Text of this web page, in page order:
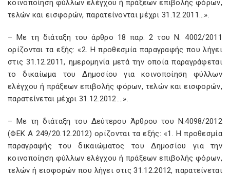
κοινοποίηση φύλλων ελέγχου ή πράξεων επιβολής φόρων,
τελών και εισφορών, παρατείνονται μέχρι 31.12.2011…».
– Με τη διάταξη του άρθρο 18 παρ. 2 του Ν. 4002/2011
ορίζονται τα εξής: «2. Η προθεσμία παραγραφής που λήγει
στις 31.12.2011, ημερομηνία μετά την οποία παραγράφεται
το δικαίωμα του Δημοσίου για κοινοποίηση φύλλων
ελέγχου ή πράξεων επιβολής φόρων, τελών και εισφορών,
παρατείνεται μέχρι 31.12.2012….».
– Με τη διάταξη του Δεύτερου Άρθρου του Ν.4098/2012
(ΦΕΚ Α 249/20.12.2012) ορίζονται τα εξής: «1. Η προθεσμία
παραγραφής του δικαιώματος του Δημοσίου για την
κοινοποίηση φύλλων ελέγχου ή πράξεων επιβολής φόρων,
τελών ή εισφορών που λήγει στις 31.12.2012, παρατείνεται